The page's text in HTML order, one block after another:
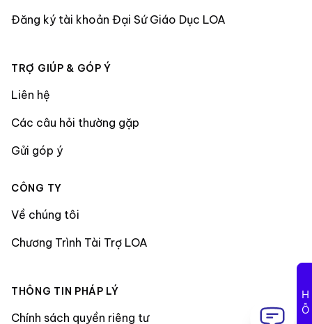
Đăng ký tài khoản Đại Sứ Giáo Dục LOA
TRỢ GIÚP & GÓP Ý
Liên hệ
Các câu hỏi thường gặp
Gửi góp ý
CÔNG TY
Về chúng tôi
Chương Trình Tài Trợ LOA
THÔNG TIN PHÁP LÝ
Chính sách quyền riêng tư